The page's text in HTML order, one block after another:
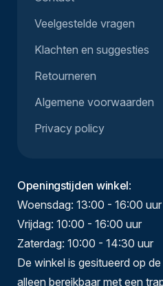
Veelgestelde vragen
Klachten en suggesties
Retourneren
Algemene voorwaarden
Privacy policy
Openingstijden winkel:
Woensdag: 13:00 - 16:00 uur
Vrijdag: 10:00 - 16:00 uur
Zaterdag: 10:00 - 14:30 uur
De winkel is gesitueerd op
alleen bereikbaar met een